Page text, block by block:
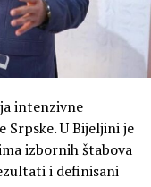
jer se
da se taj
i uvrede na račun
tome vi nastojite
još jedno
na ovoj funkciji, a
intenzivne
U Bijeljini je
izbornih štabova
i definisani